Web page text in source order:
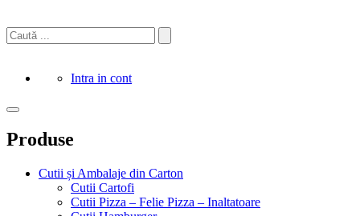
Intra in cont
Produse
Cutii și Ambalaje din Carton
Cutii Cartofi
Cutii Pizza – Felie Pizza – Inaltatoare